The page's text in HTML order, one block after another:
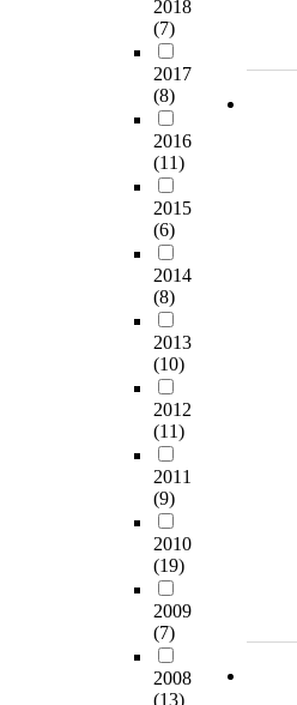
2018
(7)
2017
(8)
2016
(11)
2015
(6)
2014
(8)
2013
(10)
2012
(11)
2011
(9)
2010
(19)
2009
(7)
2008
(13)